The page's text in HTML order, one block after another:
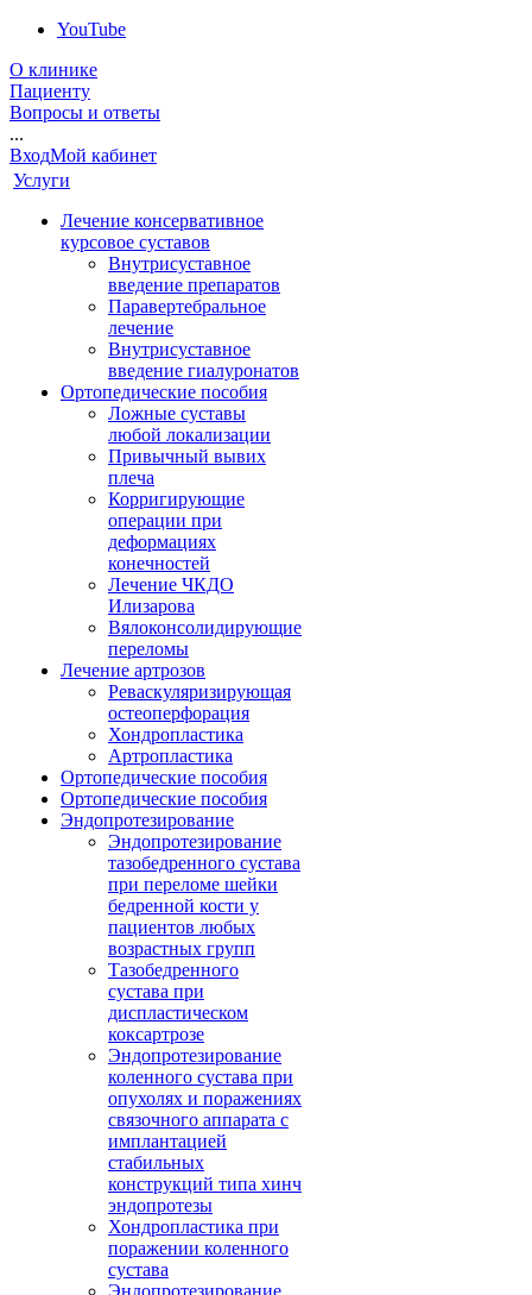
YouTube
О клинике
Пациенту
Вопросы и ответы
...
ВходМой кабинет
Услуги
Лечение консервативное
курсовое суставов
Внутрисуставное
введение препаратов
Паравертебральное
лечение
Внутрисуставное
введение гиалуронатов
Ортопедические пособия
Ложные суставы
любой локализации
Привычный вывих
плеча
Корригирующие
операции при
деформациях
конечностей
Лечение ЧКДО
Илизарова
Вялоконсолидирующие
переломы
Лечение артрозов
Реваскуляризирующая
остеоперфорация
Хондропластика
Артропластика
Ортопедические пособия
Ортопедические пособия
Эндопротезирование
Эндопротезирование
тазобедренного сустава
при переломе шейки
бедренной кости у
пациентов любых
возрастных групп
Тазобедренного
сустава при
диспластическом
коксартрозе
Эндопротезирование
коленного сустава при
опухолях и поражениях
связочного аппарата с
имплантацией
стабильных
конструкций типа хинч
эндопротезы
Хондропластика при
поражении коленного
сустава
Эндопротезирование